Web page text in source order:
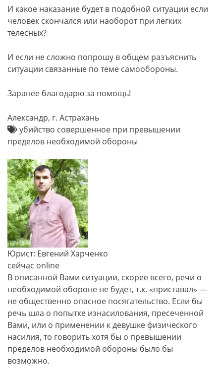
И какое наказание будет в подобной ситуации если
человек скончался или наоборот при легких
телесных?
И если не сложно попрошу в общем разъяснить
ситуации связанные по теме самообороны.
Заранее благодарю за помощь!
Александр, г. Астрахань
убийство совершенное при превышении
пределов необходимой обороны
Юрист: Евгений Харченко
сейчас online
В описанной Вами ситуации, скорее всего, речи о
необходимой обороне не будет, т.к. «приставал» —
не общественно опасное посягательство. Если бы
речь шла о попытке изнасилования, пресеченной
Вами, или о применении к девушке физического
насилия, то говорить хотя бы о превышении
пределов необходимой обороны было бы
возможно.